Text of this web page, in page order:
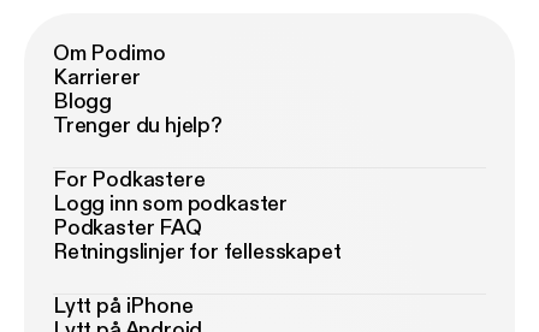
Om Podimo
Karrierer
Blogg
Trenger du hjelp?
For Podkastere
Logg inn som podkaster
Podkaster FAQ
Retningslinjer for fellesskapet
Lytt på iPhone